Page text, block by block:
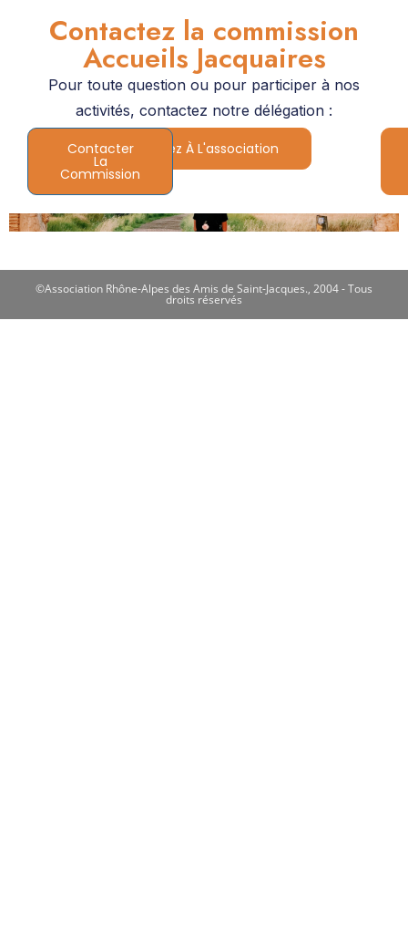
Contactez la commission
Accueils Jacquaires
Pour toute question ou pour participer à nos
activités, contactez notre délégation :
Adhérez À L'association
Contacter
La
Commission
©Association Rhône-Alpes des Amis de Saint-Jacques., 2004 - Tous
droits réservés